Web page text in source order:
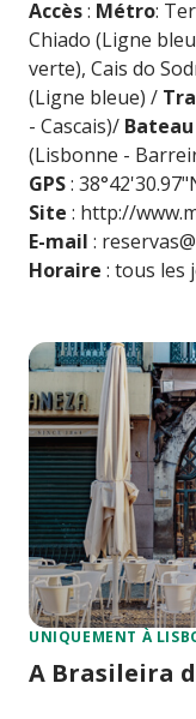
Accès: Métro:
Chiado (Ligne
verte), Cais do
(Ligne bleue) /
- Cascais)/ Bateau
(Lisbonne -
GPS:
Site : http://
E-mail :
Horaire : tous les
UNIQUEMENT À
A Brasileira